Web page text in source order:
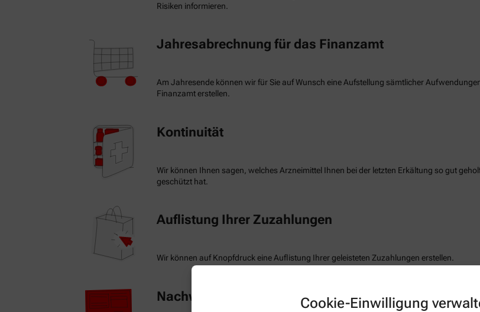
Cookie-Einwilligung
Risiken informieren.
Jahresabrechnung für das Finanzamt
Am Jahresende können wir für Sie auf Wunsch eine Aufstellung sämtlicher
Finanzamt erstellen.
Kontinuität
Wir können Ihnen sagen, welches Arzneimittel Ihnen bei der letzten Erkältung so gut
geschützt hat.
Auflistung Ihrer Zuzahlungen
Wir können auf Knopfdruck eine Auflistung Ihrer geleisteten Zuzahlungen erstellen.
Nachweis Ihrer Befreiung